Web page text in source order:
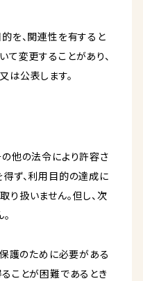
を、関連性を有すると
変更することがあり、
は公表します。
他の法令により許容さ
ず、利用目的の達成に
扱いません。但し、次
保護のために必要がある
ことが困難であるとき